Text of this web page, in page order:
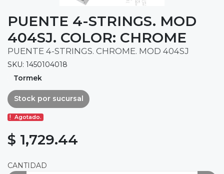
PUENTE 4-STRINGS. MOD
404SJ. COLOR: CHROME
PUENTE 4-STRINGS. CHROME. MOD 404SJ
SKU: 1450104018
Tormek
Stock por sucursal
Agotado.
$ 1,729.44
CANTIDAD